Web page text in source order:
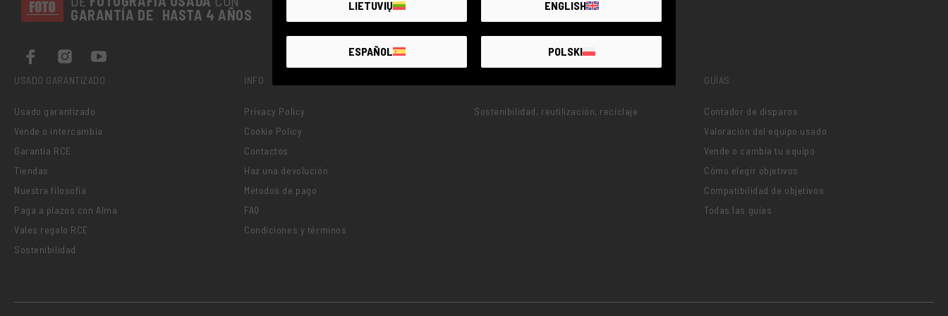
GARANTÍA DE HASTA 4 AÑOS
USADO GARANTIZADO
Usado garantizado
Vende o intercambia
Garantía RCE
Tiendas
Nuestra filosofía
Paga a plazos con Alma
Vales regalo RCE
Sostenibilidad
INFO
Privacy Policy
Cookie Policy
Contactos
Haz una devolución
Métodos de pago
FAQ
Condiciones y términos
Sostenibilidad, reutilización, reciclaje
GUÍAS
Contador de disparos
Valoración del equipo usado
Vende o cambia tu equipo
Cómo elegir objetivos
Compatibilidad de objetivos
Todas las guías
LIETUVIŲ ENGLISH
ESPAÑOL POLSKI